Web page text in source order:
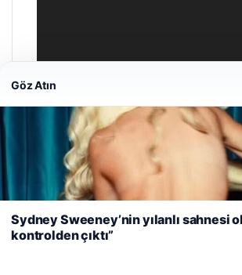
Enes Kaplan Avukatlık Bürosu
28/04/2026
Web sitemizi nasıl kullandığınızı daha iyi
deneyiminizi kişiselleştirmek ve geliştirmek
kullanıyoruz.
Çerez Politikamız
Reddet Kabul Et
Göz Atın
Sydney Sweeney’nin yılanlı sahnesi
kontrolden çıktı”